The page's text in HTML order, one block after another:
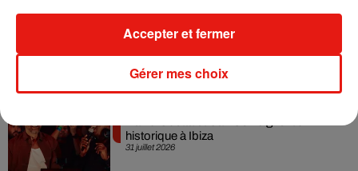
31 juillet 2026
Swedish House Mafia et Lykke Li
dévoilent « Happiness Is So Sad »
31 juillet 2026
historique à Ibiza
Gérer mes choix
Accepter et fermer